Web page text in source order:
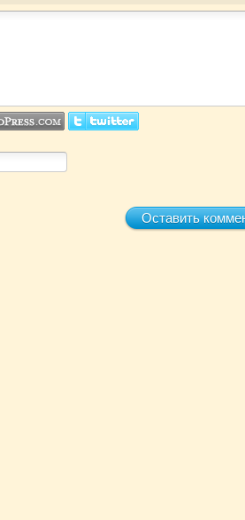
Оставить